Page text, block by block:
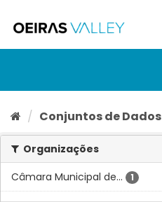
para
conteúdo
Conjuntos de Dados
Organizações
Câmara Municipal de...
1